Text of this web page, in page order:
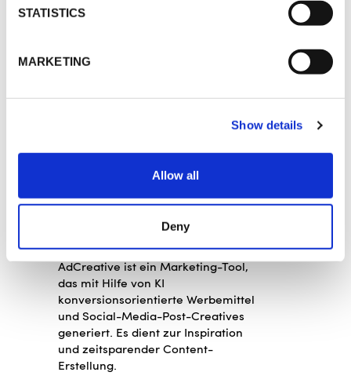
STATISTICS
MARKETING
Show details
Allow all
Deny
Tool bietet Inspiration und
Copy.ai
Copy.ai ist ein KI Text-Generator
Sekundenschnelle hochwertige und
Inhalte, Website-Texte, Digitale
Anzeigentexte, Social Media Copy
AdCreative ist ein Marketing-Tool,
das mit Hilfe von KI
konversionsorientierte Werbemittel
und Social-Media-Post-Creatives
generiert. Es dient zur Inspiration
und zeitsparender Content-
Erstellung.